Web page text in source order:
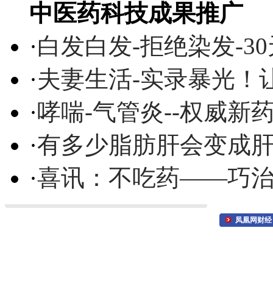
中医药科技成果推广
·白发白发-拒绝染发-
·夫妻生活-实录暴光！
·哮喘-气管炎--权威新
·有多少脂肪肝会变成
·喜讯：不吃药——巧
凤凰网财经